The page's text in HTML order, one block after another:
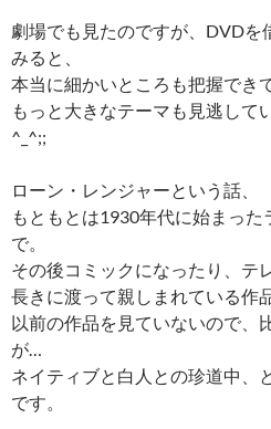
劇場でも見たのですが、DVDを
みると、
本当に細かいところも把握でき
もっと大きなテーマも見逃して
^_^;;
ローン・レンジャーという話、
もともとは1930年代に始まった
で。
その後コミックになったり、テ
長きに渡って親しまれている作
以前の作品を見ていないので、
が…
ネイティブと白人との珍道中、
です。